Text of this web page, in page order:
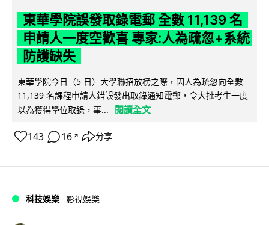
東華學院誤發取錄電郵 全數 11,139 名
申請人一度空歡喜 專家:人為疏忽+系統
防護缺失
東華學院今日（5 日）大學聯招放榜之際，因人為疏忽向全數
11,139 名課程申請人錯誤發出取錄通知電郵，令大批考生一度
以為獲得學位取錄，事...
閱讀全文
143 16 ↗ 分享
科技娛樂 影視娛樂